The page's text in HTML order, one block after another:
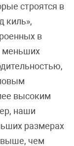
строятся в
киль»,
в
меньших
высоким
наши
размерах
выше, чем